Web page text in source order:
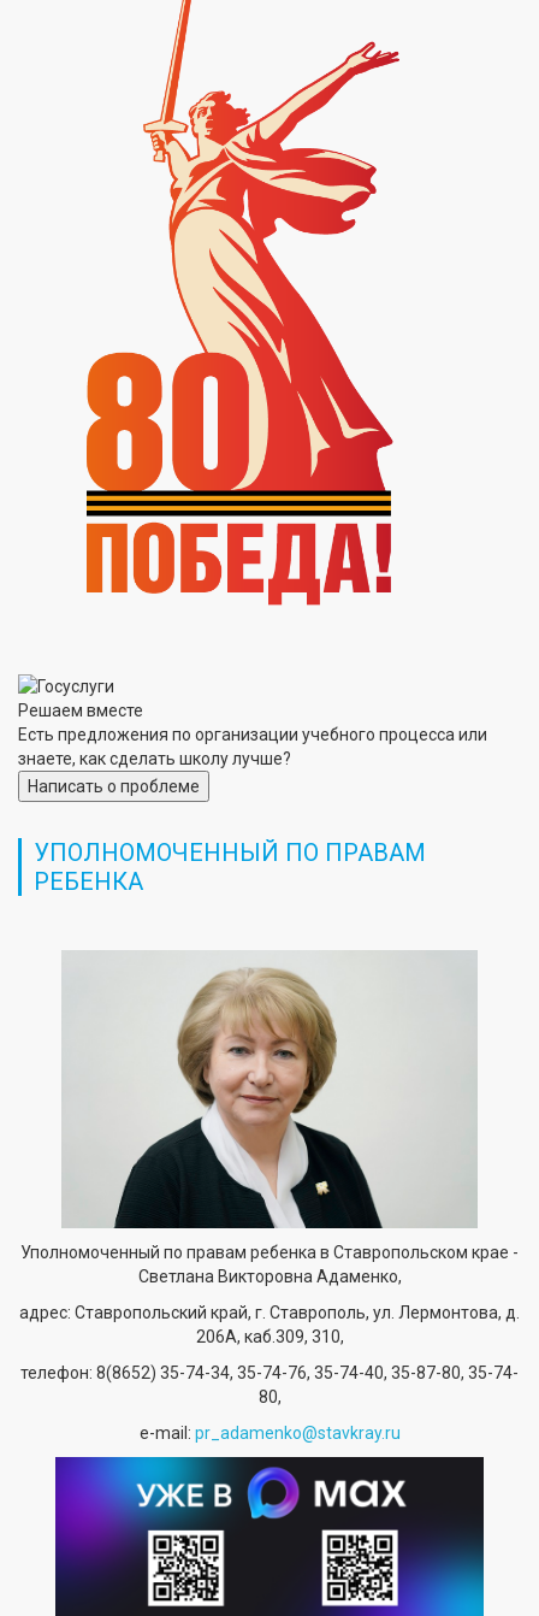
Решаем вместе
Есть предложения по организации учебного процесса или
знаете, как сделать школу лучше?
Написать о проблеме
УПОЛНОМОЧЕННЫЙ ПО ПРАВАМ
РЕБЕНКА
Уполномоченный по правам ребенка в Ставропольском крае -
Светлана Викторовна Адаменко,
адрес: Ставропольский край, г. Ставрополь, ул. Лермонтова, д.
206А, каб.309, 310,
телефон: 8(8652) 35-74-34, 35-74-76, 35-74-40, 35-87-80, 35-74-
80,
е-mail: pr_adamenko@stavkray.ru